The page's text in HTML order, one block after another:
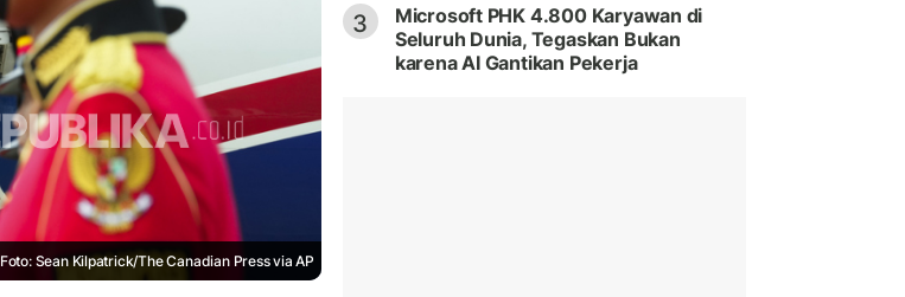
Foto: Sean Kilpatrick/The Canadian Press via AP
3
Microsoft PHK 4.800 Karyawan di
Seluruh Dunia, Tegaskan Bukan
karena AI Gantikan Pekerja